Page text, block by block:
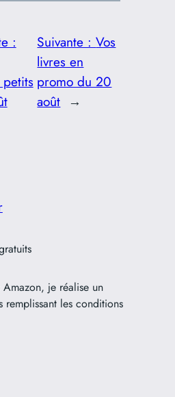
:
Suivante :Vos
livres en
promo du 20
août →
je réalise un
remplissant les conditions